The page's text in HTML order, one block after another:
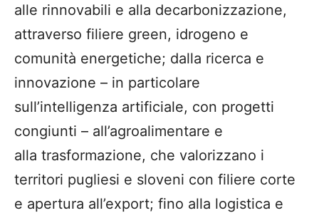
alle rinnovabili e alla decarbonizzazione,
attraverso filiere green, idrogeno e
comunità energetiche; dalla ricerca e
innovazione – in particolare
sull’intelligenza artificiale, con progetti
congiunti – all’agroalimentare e
alla trasformazione, che valorizzano i
territori pugliesi e sloveni con filiere corte
e apertura all’export; fino alla logistica e